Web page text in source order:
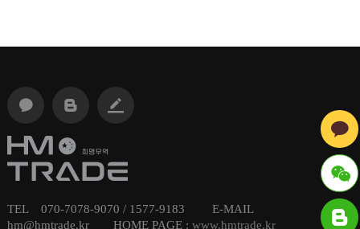
ID : hmt
TEL 070-7078-9070 / 1577-9183 E-MAIL
hm@hmtrade.kr HOME PAGE : www.hmtrade.kr